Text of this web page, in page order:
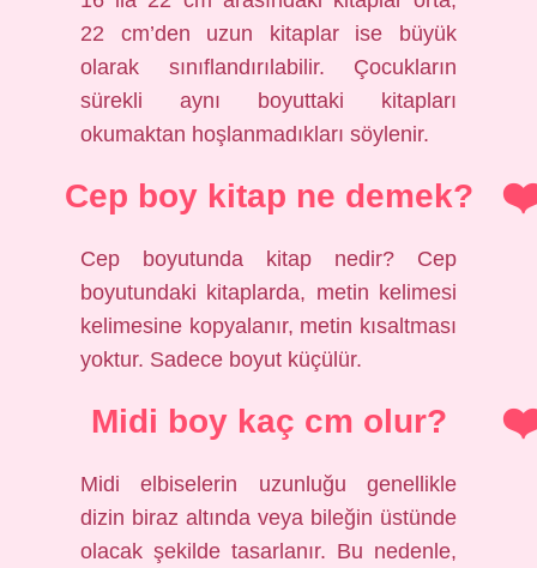
22 cm’den uzun kitaplar ise büyük
olarak sınıflandırılabilir. Çocukların
sürekli aynı boyuttaki kitapları
okumaktan hoşlanmadıkları söylenir.
Cep boy kitap ne demek?
Cep boyutunda kitap nedir? Cep
boyutundaki kitaplarda, metin kelimesi
kelimesine kopyalanır, metin kısaltması
yoktur. Sadece boyut küçülür.
Midi boy kaç cm olur?
Midi elbiselerin uzunluğu genellikle
dizin biraz altında veya bileğin üstünde
olacak şekilde tasarlanır. Bu nedenle,